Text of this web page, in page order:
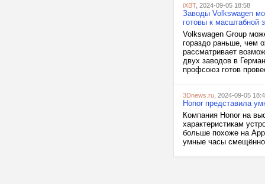
iXBT, 2024-09-05 18:58
Заводы Volkswagen
готовы к масштабной
Volkswagen Group
гораздо раньше, чем
рассматривает
двух заводов в
профсоюз готов
3Dnews.ru , 2024-09-05
Honor представила
Компания Honor на
характеристикам
больше похоже на
умные часы